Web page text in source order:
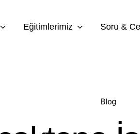
Eğitimlerimiz Soru &
Blog